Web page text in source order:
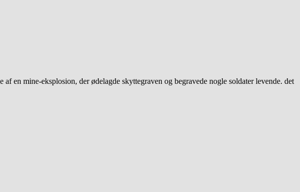
en mine-eksplosion, der ødelagde skyttegraven og begravede nogle soldater levende. det